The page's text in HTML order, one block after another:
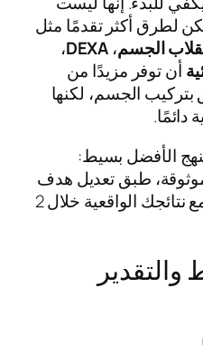
لطرق أكثر تقدمًا مثل
الجسم، DEXA،
أن توفر مزيدًا من
بتركيب الجسم، لكنها
الأفضل بسيط:
طبق تعديل هدف
معقول، ثم قارن التقدير مع نتائجك الواقعية خلال 2